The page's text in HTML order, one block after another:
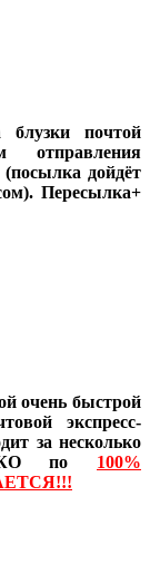
блузки почтой
(посылка дойдёт
Пересылка+
очень быстрой
экспресс-
за несколько
по
100%